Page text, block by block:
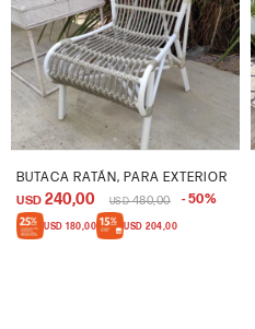
BUTACA RATÁN, PARA EXTERIOR
USD 240,00 USD 480,00 50
USD 180,00 USD 204,00